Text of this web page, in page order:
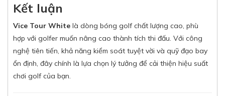
Kết luận
Vice Tour White là dòng bóng golf chất lượng cao, phù
hợp với golfer muốn nâng cao thành tích thi đấu. Với công
nghệ tiên tiến, khả năng kiểm soát tuyệt vời và quỹ đạo bay
ổn định, đây chính là lựa chọn lý tưởng để cải thiện hiệu suất
chơi golf của bạn.